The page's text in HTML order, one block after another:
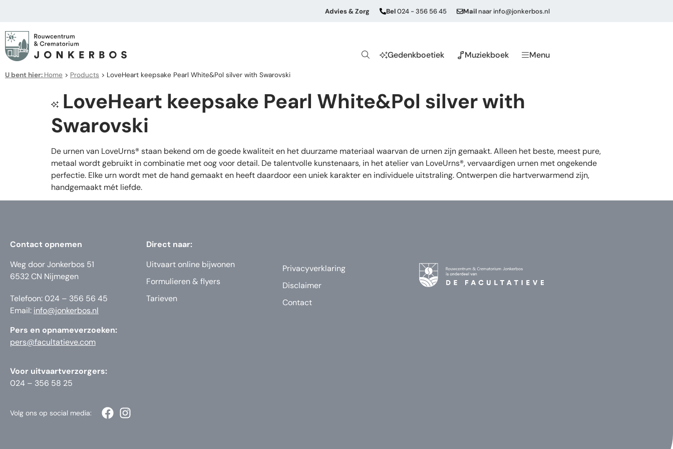
Advies & Zorg Bel024 - 356 56 45 Mail naarinfo@jonkerbos.nl
Gedenkboetiek Muziekboek Menu
U bent hier: Home > Products > LoveHeart keepsake Pearl White&Pol silver with Swarovski
LoveHeart keepsake Pearl White&Pol silver with
Swarovski
De urnen van LoveUrns® staan bekend om de goede kwaliteit en het duurzame materiaal waarvan de urnen zijn gemaakt. Alleen het beste, meest pure,
metaal wordt gebruikt in combinatie met oog voor detail. De talentvolle kunstenaars, in het atelier van LoveUrns®, vervaardigen urnen met ongekende
perfectie. Elke urn wordt met de hand gemaakt en heeft daardoor een uniek karakter en individuele uitstraling. Ontwerpen die hartverwarmend zijn,
handgemaakt mét liefde.
Contact opnemen
Weg door Jonkerbos 51
6532 CN Nijmegen
Telefoon: 024 – 356 56 45
Email: info@jonkerbos.nl
Pers en opnameverzoeken:
pers@facultatieve.com
Voor uitvaartverzorgers:
024 – 356 58 25
Direct naar:
Uitvaart online bijwonen
Formulieren & flyers
Tarieven
Privacyverklaring
Disclaimer
Contact
Volg ons op social media: